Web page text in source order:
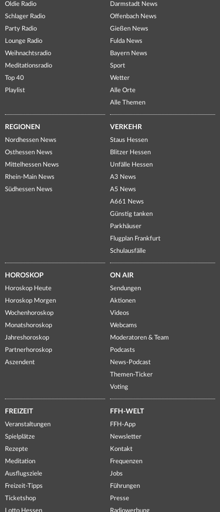
Oldie Radio
Schlager Radio
Party Radio
Lounge Radio
Weihnachtsradio
Meditationsradio
Top 40
Playlist
Darmstadt News
Offenbach News
Gießen News
Fulda News
Bayern News
Sport
Wetter
Alle Orte
Alle Themen
REGIONEN
Nordhessen News
Osthessen News
Mittelhessen News
Rhein-Main News
Südhessen News
VERKEHR
Staus Hessen
Blitzer Hessen
Unfälle Hessen
A3 News
A5 News
A661 News
Günstig tanken
Parkhäuser
Flugplan Frankfurt
Schulausfälle
HOROSKOP
Horoskop Heute
Horoskop Morgen
Wochenhoroskop
Monatshoroskop
Jahreshoroskop
Partnerhoroskop
Aszendent
ON AIR
Sendungen
Aktionen
Videos
Webcams
Moderatoren & Team
Podcasts
News-Podcast
Themen-Ticker
Voting
FREIZEIT
Veranstaltungen
Spielplätze
Rezepte
Meditation
Ausflugsziele
Freizeit-Tipps
Ticketshop
Lotto Hessen
FFH-WELT
FFH-App
Newsletter
Kontakt
Frequenzen
Jobs
Führungen
Presse
Radiowerbung